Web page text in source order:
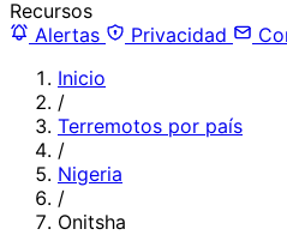
Recursos
Alertas
Privacidad
Inicio
/
Terremotos por país
/
Nigeria
/
Onitsha